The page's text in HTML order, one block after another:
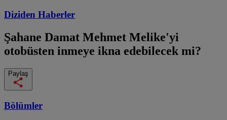
Diziden Haberler
Şahane Damat Mehmet Melike'yi
otobüsten inmeye ikna edebilecek mi?
Paylaş
Bölümler